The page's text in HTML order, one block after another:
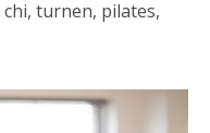
turnen, pilates,